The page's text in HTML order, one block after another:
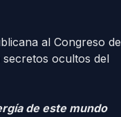
al Congreso de
ocultos del
de este mundo